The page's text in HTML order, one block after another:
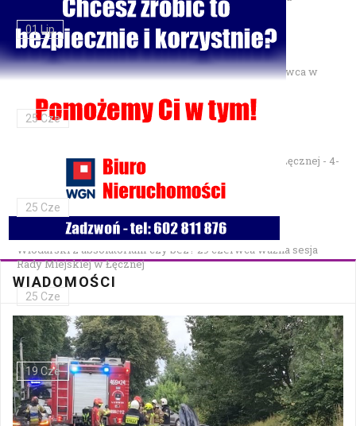
01 Lip
Gminne Zawody Sportowo-Pożarnicze OSP — 28 czerwca w
25 Cze
XXVII Festiwal Kapel Ulicznych i Podwórkowych w Łęcznej - 4-
5 lipca w Parku na Podzamczu
25 Cze
Włodarski z absolutorium czy bez? 29 czerwca ważna sesja
Rady Miejskiej w Łęcznej
25 Cze
Bezpłatna mammografia w Cycowie
19 Cze
Walne Zgromadzenie w SM "Batory" już 19 czerwca w Łęcznej
WIADOMOŚCI